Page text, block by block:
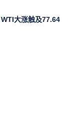
大涨触及77.64